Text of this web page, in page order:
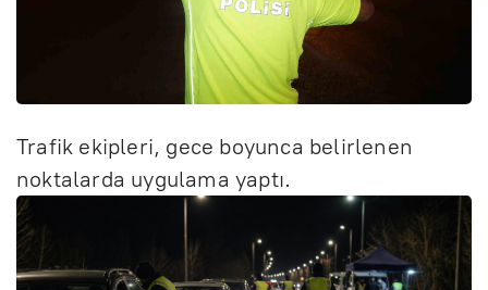
Trafik ekipleri, gece boyunca belirlenen
noktalarda uygulama yaptı.